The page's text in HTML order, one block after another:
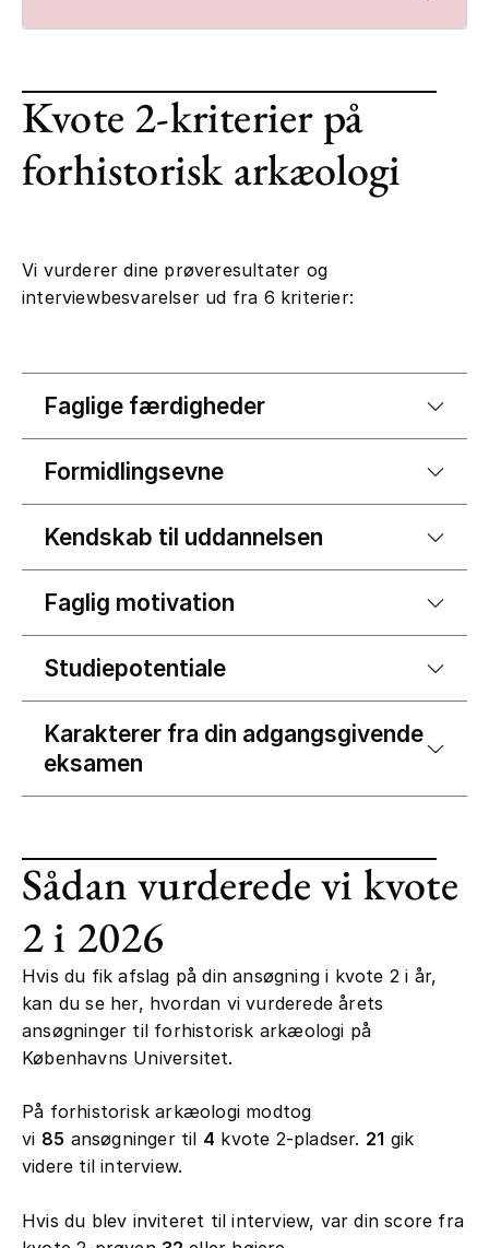
Kvote 2-kriterier på
forhistorisk arkæologi
Vi vurderer dine prøveresultater og
interviewbesvarelser ud fra 6 kriterier:
Faglige færdigheder
Formidlingsevne
Kendskab til uddannelsen
Faglig motivation
Studiepotentiale
Karakterer fra din adgangsgivende
eksamen
Sådan vurderede vi kvote
2 i 2026
Hvis du fik afslag på din ansøgning i kvote 2 i år,
kan du se her, hvordan vi vurderede årets
ansøgninger til forhistorisk arkæologi på
Københavns Universitet.
På forhistorisk arkæologi modtog
vi 85 ansøgninger til 4 kvote 2-pladser. 21 gik
videre til interview.
Hvis du blev inviteret til interview, var din score fra